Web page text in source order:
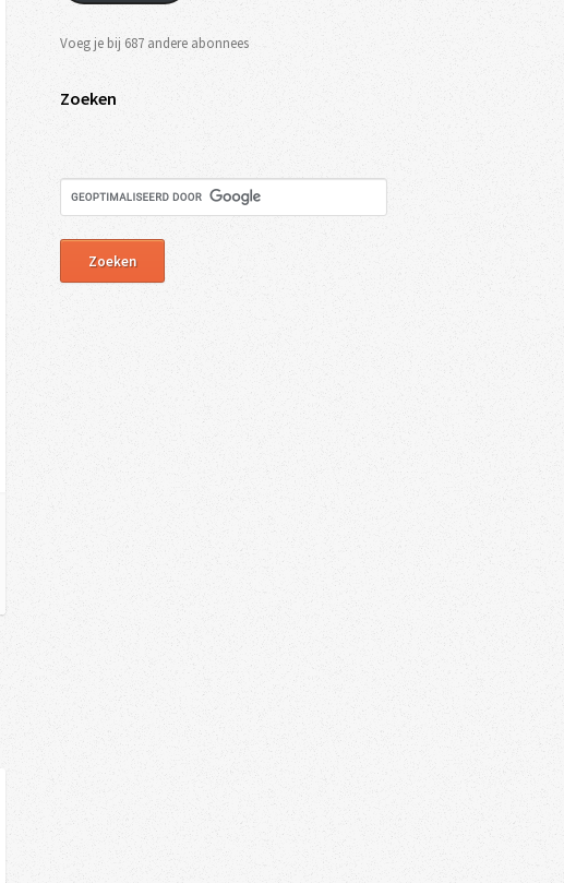
Voeg je bij 687 andere abonnees
Zoeken